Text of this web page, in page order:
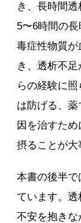
き、長時間
5〜6時間の
毒症性物質
き、透析不
らの経験に
は防げる、
因を治すた
摂ることが大
本書の後半
ています。
不安を抱きな